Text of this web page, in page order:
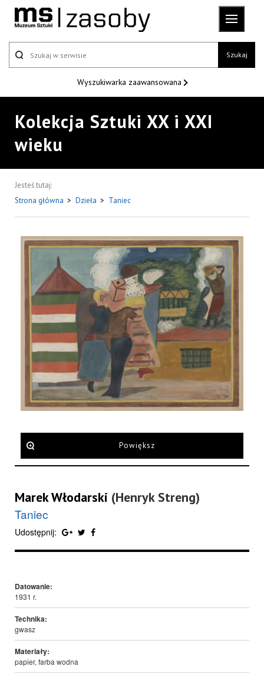
Szukaj
Wyszukiwarka zaawansowana
Kolekcja Sztuki XX i XXI
wieku
Jesteś tutaj:
Strona główna > Dzieła > Taniec
Powiększ
Marek Włodarski (Henryk Streng)
Taniec
Udostępnij:
Datowanie:
1931 r.
Technika:
gwasz
Materiały:
papier, farba wodna